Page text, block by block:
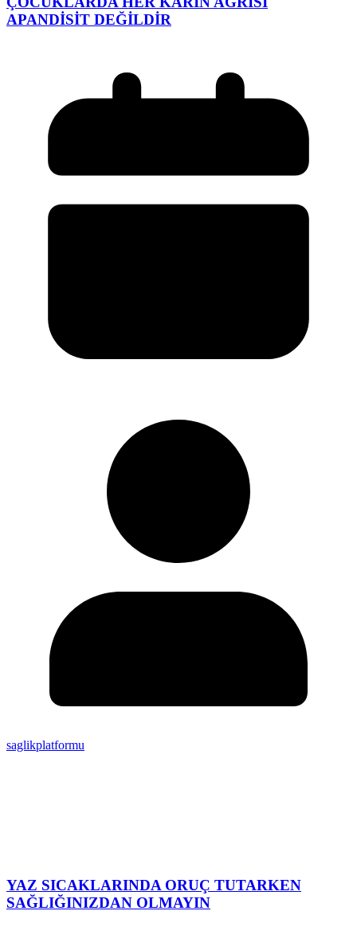
APANDİSİT DEĞİLDİR
saglikplatformu
YAZ SICAKLARINDA ORUÇ TUTARKEN
SAĞLIĞINIZDAN OLMAYIN